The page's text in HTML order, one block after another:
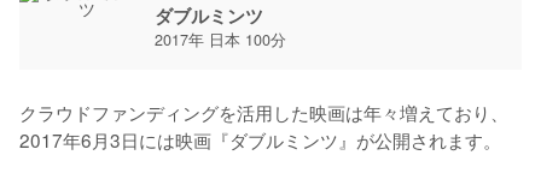
ダブルミンツ
2017年 日本 100分
クラウドファンディングを活用した映画は年々増えており、
2017年6月3日には映画『ダブルミンツ』が公開されます。